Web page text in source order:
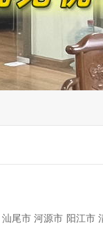
汕尾市 河源市 阳江市